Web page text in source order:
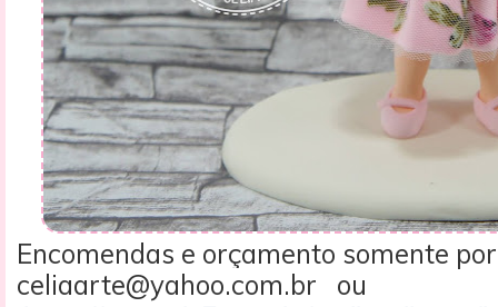
Encomendas e orçamento somente
celiaarte@yahoo.com.br ou